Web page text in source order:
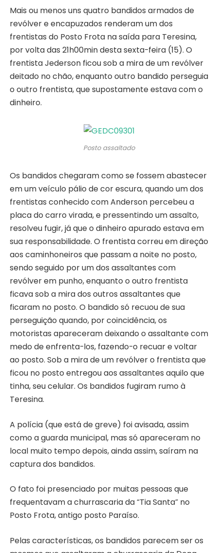
Mais ou menos uns quatro bandidos armados de
revólver e encapuzados renderam um dos
frentistas do Posto Frota na saída para Teresina,
por volta das 21h00min desta sexta-feira (15). O
frentista Jederson ficou sob a mira de um revólver
deitado no chão, enquanto outro bandido perseguia
o outro frentista, que supostamente estava com o
dinheiro.
Posto assaltado
Os bandidos chegaram como se fossem abastecer
em um veículo pálio de cor escura, quando um dos
frentistas conhecido com Anderson percebeu a
placa do carro virada, e pressentindo um assalto,
resolveu fugir, já que o dinheiro apurado estava em
sua responsabilidade. O frentista correu em direção
aos caminhoneiros que passam a noite no posto,
sendo seguido por um dos assaltantes com
revólver em punho, enquanto o outro frentista
ficava sob a mira dos outros assaltantes que
ficaram no posto. O bandido só recuou de sua
perseguição quando, por coincidência, os
motoristas apareceram deixando o assaltante com
medo de enfrenta-los, fazendo-o recuar e voltar
ao posto. Sob a mira de um revólver o frentista que
ficou no posto entregou aos assaltantes aquilo que
tinha, seu celular. Os bandidos fugiram rumo à
Teresina.
A polícia (que está de greve) foi avisada, assim
como a guarda municipal, mas só apareceram no
local muito tempo depois, ainda assim, saíram na
captura dos bandidos.
O fato foi presenciado por muitas pessoas que
frequentavam a churrascaria da “Tia Santa” no
Posto Frota, antigo posto Paraíso.
Pelas características, os bandidos parecem ser os